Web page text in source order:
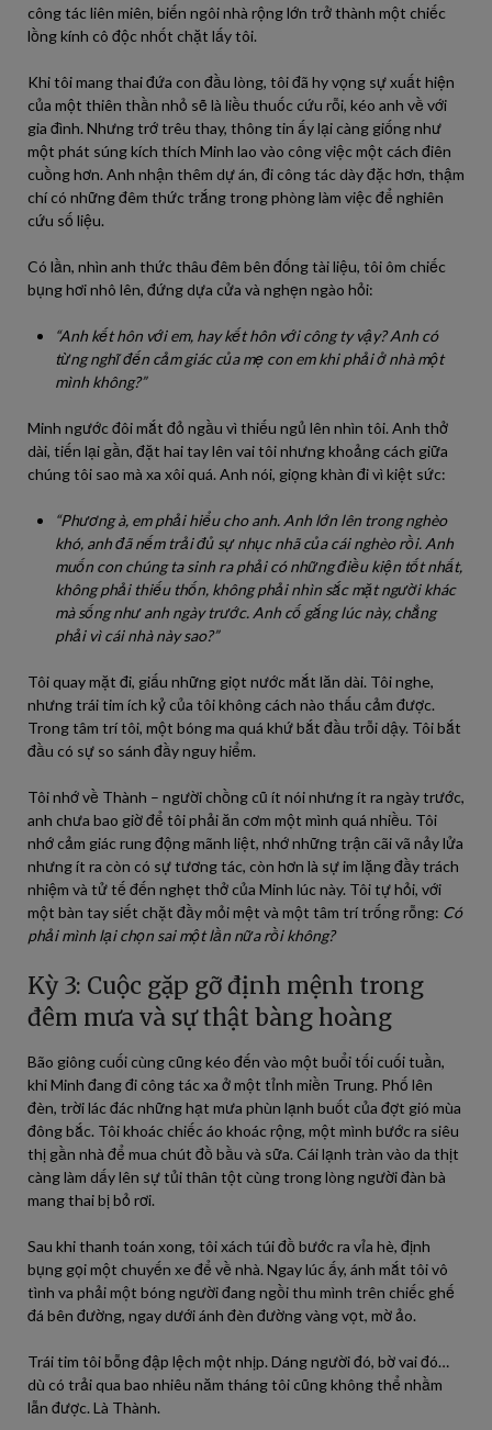
công tác liên miên, biến ngôi nhà rộng lớn trở thành một chiếc
lồng kính cô độc nhốt chặt lấy tôi.
Khi tôi mang thai đứa con đầu lòng, tôi đã hy vọng sự xuất hiện
của một thiên thần nhỏ sẽ là liều thuốc cứu rỗi, kéo anh về với
gia đình. Nhưng trớ trêu thay, thông tin ấy lại càng giống như
một phát súng kích thích Minh lao vào công việc một cách điên
cuồng hơn. Anh nhận thêm dự án, đi công tác dày đặc hơn, thậm
chí có những đêm thức trắng trong phòng làm việc để nghiên
cứu số liệu.
Có lần, nhìn anh thức thâu đêm bên đống tài liệu, tôi ôm chiếc
bụng hơi nhô lên, đứng dựa cửa và nghẹn ngào hỏi:
“Anh kết hôn với em, hay kết hôn với công ty vậy? Anh có
từng nghĩ đến cảm giác của mẹ con em khi phải ở nhà một
mình không?”
Minh ngước đôi mắt đỏ ngầu vì thiếu ngủ lên nhìn tôi. Anh thở
dài, tiến lại gần, đặt hai tay lên vai tôi nhưng khoảng cách giữa
chúng tôi sao mà xa xôi quá. Anh nói, giọng khàn đi vì kiệt sức:
“Phương à, em phải hiểu cho anh. Anh lớn lên trong nghèo
khó, anh đã nếm trải đủ sự nhục nhã của cái nghèo rồi. Anh
muốn con chúng ta sinh ra phải có những điều kiện tốt nhất,
không phải thiếu thốn, không phải nhìn sắc mặt người khác
mà sống như anh ngày trước. Anh cố gắng lúc này, chẳng
phải vì cái nhà này sao?”
Tôi quay mặt đi, giấu những giọt nước mắt lăn dài. Tôi nghe,
nhưng trái tim ích kỷ của tôi không cách nào thấu cảm được.
Trong tâm trí tôi, một bóng ma quá khứ bắt đầu trỗi dậy. Tôi bắt
đầu có sự so sánh đầy nguy hiểm.
Tôi nhớ về Thành – người chồng cũ ít nói nhưng ít ra ngày trước,
anh chưa bao giờ để tôi phải ăn cơm một mình quá nhiều. Tôi
nhớ cảm giác rung động mãnh liệt, nhớ những trận cãi vã nảy lửa
nhưng ít ra còn có sự tương tác, còn hơn là sự im lặng đầy trách
nhiệm và tử tế đến nghẹt thở của Minh lúc này. Tôi tự hỏi, với
một bàn tay siết chặt đầy mỏi mệt và một tâm trí trống rỗng: Có
phải mình lại chọn sai một lần nữa rồi không?
Kỳ 3: Cuộc gặp gỡ định mệnh trong
đêm mưa và sự thật bàng hoàng
Bão giông cuối cùng cũng kéo đến vào một buổi tối cuối tuần,
khi Minh đang đi công tác xa ở một tỉnh miền Trung. Phố lên
đèn, trời lác đác những hạt mưa phùn lạnh buốt của đợt gió mùa
đông bắc. Tôi khoác chiếc áo khoác rộng, một mình bước ra siêu
thị gần nhà để mua chút đồ bầu và sữa. Cái lạnh tràn vào da thịt
càng làm dấy lên sự tủi thân tột cùng trong lòng người đàn bà
mang thai bị bỏ rơi.
Sau khi thanh toán xong, tôi xách túi đồ bước ra vỉa hè, định
bụng gọi một chuyến xe để về nhà. Ngay lúc ấy, ánh mắt tôi vô
tình va phải một bóng người đang ngồi thu mình trên chiếc ghế
đá bên đường, ngay dưới ánh đèn đường vàng vọt, mờ ảo.
Trái tim tôi bỗng đập lệch một nhịp. Dáng người đó, bờ vai đó…
dù có trải qua bao nhiêu năm tháng tôi cũng không thể nhầm
lẫn được. Là Thành.